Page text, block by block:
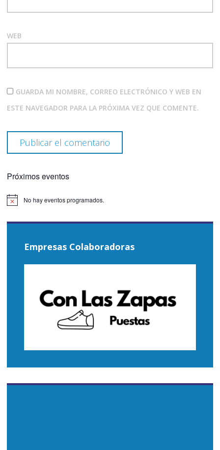
WEB
GUARDA MI NOMBRE, CORREO ELECTRÓNICO Y WEB EN
ESTE NAVEGADOR PARA LA PRÓXIMA VEZ QUE COMENTE.
Próximos eventos
Aviso No hay eventos programados.
Empresas Colaboradoras